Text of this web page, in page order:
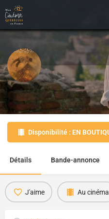
Léolo
1992 - 1h42
Disponibilité : EN
Détails Bande-annonce
J'aime Au cinéma